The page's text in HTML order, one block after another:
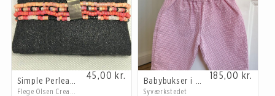
Simple Perlearmbånd
45,00 kr.
Babybukser i tern
185,00 kr.
Syværkstedet